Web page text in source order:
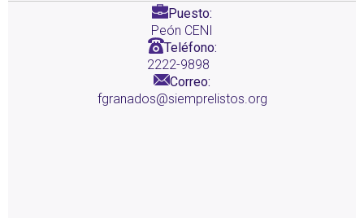
Puesto:
Peón CENI
Teléfono:
2222-9898
Correo:
fgranados@siemprelistos.org